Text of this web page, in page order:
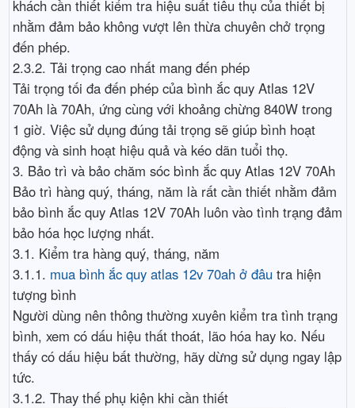
khách cần thiết kiểm tra hiệu suất tiêu thụ của thiết bị
nhằm đảm bảo không vượt lên thừa chuyên chở trọng
đến phép.
2.3.2. Tải trọng cao nhất mang đến phép
Tải trọng tối đa đến phép của bình ắc quy Atlas 12V
70Ah là 70Ah, ứng cùng với khoảng chừng 840W trong
1 giờ. Việc sử dụng đúng tải trọng sẽ giúp bình hoạt
động và sinh hoạt hiệu quả và kéo dãn tuổi thọ.
3. Bảo trì và bảo chăm sóc bình ắc quy Atlas 12V 70Ah
Bảo trì hàng quý, tháng, năm là rất cần thiết nhằm đảm
bảo bình ắc quy Atlas 12V 70Ah luôn vào tình trạng đảm
bảo hóa học lượng nhất.
3.1. Kiểm tra hàng quý, tháng, năm
3.1.1. mua bình ắc quy atlas 12v 70ah ở đâu tra hiện
tượng bình
Người dùng nên thông thường xuyên kiểm tra tình trạng
bình, xem có dấu hiệu thất thoát, lão hóa hay ko. Nếu
thấy có dấu hiệu bất thường, hãy dừng sử dụng ngay lập
tức.
3.1.2. Thay thế phụ kiện khi cần thiết